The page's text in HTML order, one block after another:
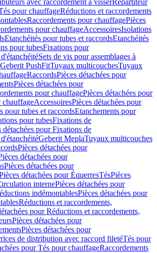
avec raccordement à visserRépartiteur
pour chauffageRéductions et raccordements
Raccordements pour chauffagePièces
pour chauffageAccessoiresIsolations
Etanchéités pour tubes et raccordsEtanchéités
pour tubesFixations pour
Sets de vis pour assemblages à
Geberit PushFitTuyaux multicouchesTuyaux
RaccordsPièces détachées pour
Pièces détachées pour
pour chauffagePièces détachées pour
chauffageAccessoiresPièces détachées pour
pour tubes et raccordsEtanchements pour
pour tubesFixations de
détachées pour Fixations de
Geberit MeplaTuyaux multicouches
Pièces détachées pour
détachées pour
Pièces détachées pour
détachées pour ÉquerresTésPièces
internePièces détachées pour
indémontablesPièces détachées pour
Réductions et raccordements,
pour Réductions et raccordements,
Pièces détachées pour
Pièces détachées pour
de distribution avec raccord filetéTés pour
pour Tés pour chauffageRaccordements